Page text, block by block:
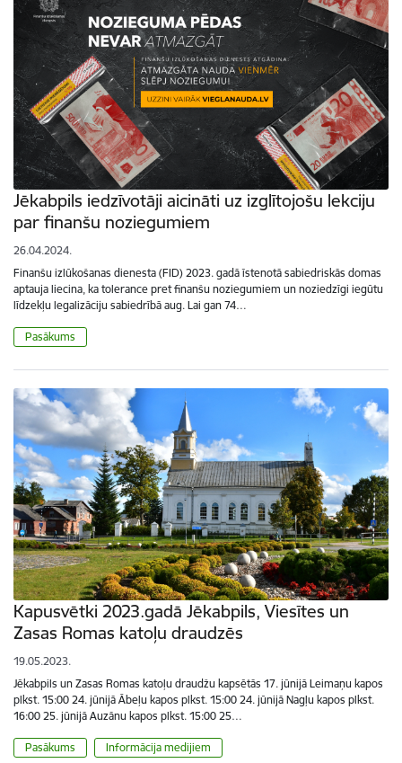
Jēkabpils iedzīvotāji aicināti uz izglītojošu lekciju
par finanšu noziegumiem
26.04.2024.
Finanšu izlūkošanas dienesta (FID) 2023. gadā īstenotā sabiedriskās domas
aptauja liecina, ka tolerance pret finanšu noziegumiem un noziedzīgi iegūtu
līdzekļu legalizāciju sabiedrībā aug. Lai gan 74…
Pasākums
Kapusvētki 2023.gadā Jēkabpils, Viesītes un
Zasas Romas katoļu draudzēs
19.05.2023.
Jēkabpils un Zasas Romas katoļu draudžu kapsētās 17. jūnijā Leimaņu kapos
plkst. 15:00 24. jūnijā Ābeļu kapos plkst. 15:00 24. jūnijā Nagļu kapos plkst.
16:00 25. jūnijā Auzānu kapos plkst. 15:00 25…
Pasākums Informācija medijiem